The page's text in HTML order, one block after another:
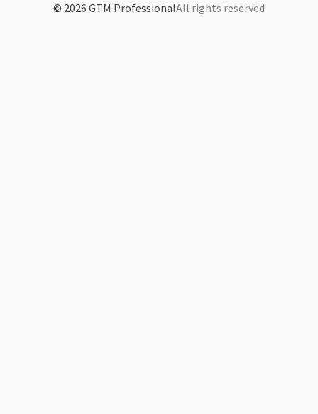
© 2026 GTM ProfessionalAll rights reserved